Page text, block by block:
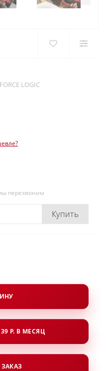
LOGIC
перезвоним
Купить
Р. В МЕСЯЦ